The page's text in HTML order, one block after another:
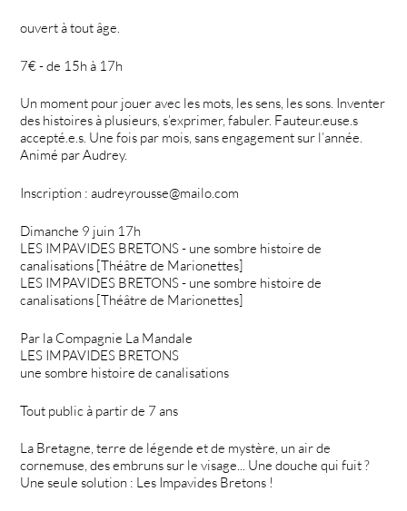
ouvert à tout âge.
7€ - de 15h à 17h
Un moment pour jouer avec les mots, les sens, les sons. Inventer
des histoires à plusieurs, s’exprimer, fabuler. Fauteur.euse.s
accepté.e.s. Une fois par mois, sans engagement sur l’année.
Animé par Audrey.
Inscription : audreyrousse@mailo.com
Dimanche 9 juin 17h
LES IMPAVIDES BRETONS - une sombre histoire de
canalisations [Théâtre de Marionettes]
LES IMPAVIDES BRETONS - une sombre histoire de
canalisations [Théâtre de Marionettes]
Par la Compagnie La Mandale
LES IMPAVIDES BRETONS
une sombre histoire de canalisations
Tout public à partir de 7 ans
La Bretagne, terre de légende et de mystère, un air de
cornemuse, des embruns sur le visage... Une douche qui fuit ?
Une seule solution : Les Impavides Bretons !